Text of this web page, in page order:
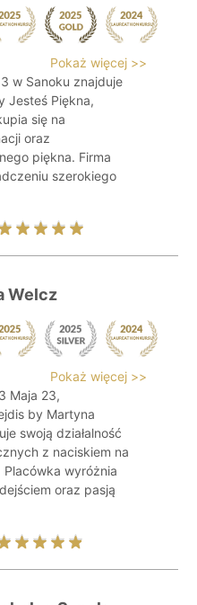
Pokaż więcej >>
w Sanoku znajduje
Jesteś Piękna,
się na
oraz
piękna. Firma
szerokiego
Welcz
Pokaż więcej >>
Maja 23,
by Martyna
swoją działalność
z naciskiem na
wyróżnia
oraz pasją